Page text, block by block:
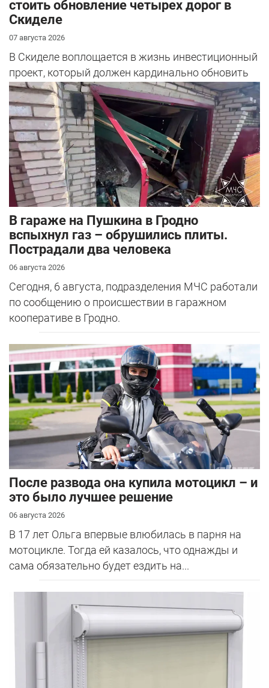
стоить обновление четырех дорог в
Скиделе
07 августа 2026
В Скиделе воплощается в жизнь инвестиционный
проект, который должен кардинально обновить
облик сразу четырех улиц: Богуш...
В гараже на Пушкина в Гродно
вспыхнул газ – обрушились плиты.
Пострадали два человека
06 августа 2026
Сегодня, 6 августа, подразделения МЧС работали
по сообщению о происшествии в гаражном
кооперативе в Гродно.
После развода она купила мотоцикл – и
это было лучшее решение
06 августа 2026
В 17 лет Ольга впервые влюбилась в парня на
мотоцикле. Тогда ей казалось, что однажды и
сама обязательно будет ездить на...